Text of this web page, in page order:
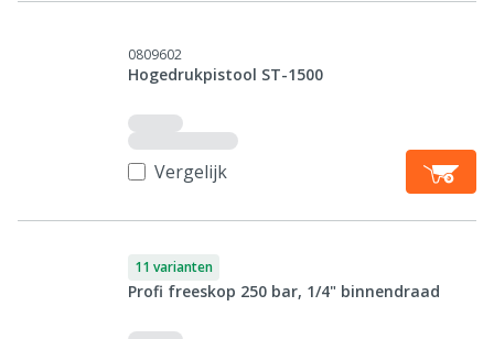
0809602
Hogedrukpistool ST-1500
Vergelijk
11 varianten
Profi freeskop 250 bar, 1/4" binnendraad